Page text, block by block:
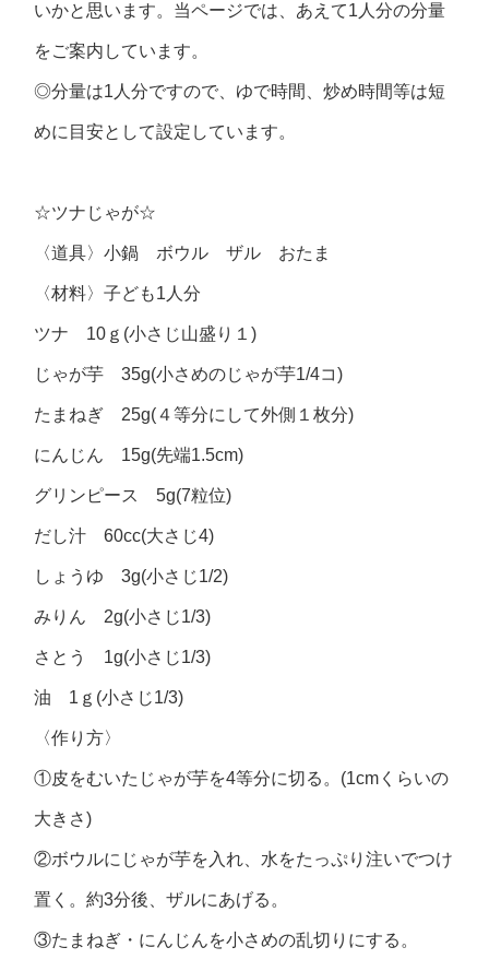
いかと思います。当ページでは、あえて1人分の分量
をご案内しています。
◎分量は1人分ですので、ゆで時間、炒め時間等は短
めに目安として設定しています。
☆ツナじゃが☆
〈道具〉小鍋 ボウル ザル おたま
〈材料〉子ども1人分
ツナ 10ｇ(小さじ山盛り１)
じゃが芋 35g(小さめのじゃが芋1/4コ)
たまねぎ 25g(４等分にして外側１枚分)
にんじん 15g(先端1.5cm)
グリンピース 5g(7粒位)
だし汁 60cc(大さじ4)
しょうゆ 3g(小さじ1/2)
みりん 2g(小さじ1/3)
さとう 1g(小さじ1/3)
油 1ｇ(小さじ1/3)
〈作り方〉
①皮をむいたじゃが芋を4等分に切る。(1cmくらいの
大きさ)
②ボウルにじゃが芋を入れ、水をたっぷり注いでつけ
置く。約3分後、ザルにあげる。
③たまねぎ・にんじんを小さめの乱切りにする。